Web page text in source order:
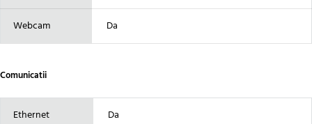
Webcam Da
Comunicatii
Ethernet Da